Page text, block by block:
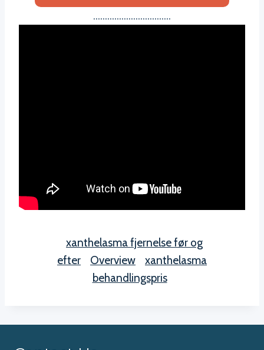
……………………………
xanthelasma fjernelse før og
efter
Overview
xanthelasma
behandlingspris